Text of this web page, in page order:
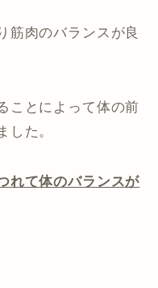
筋肉のバランスが良
ことによって体の前
した。
れて体のバランスが